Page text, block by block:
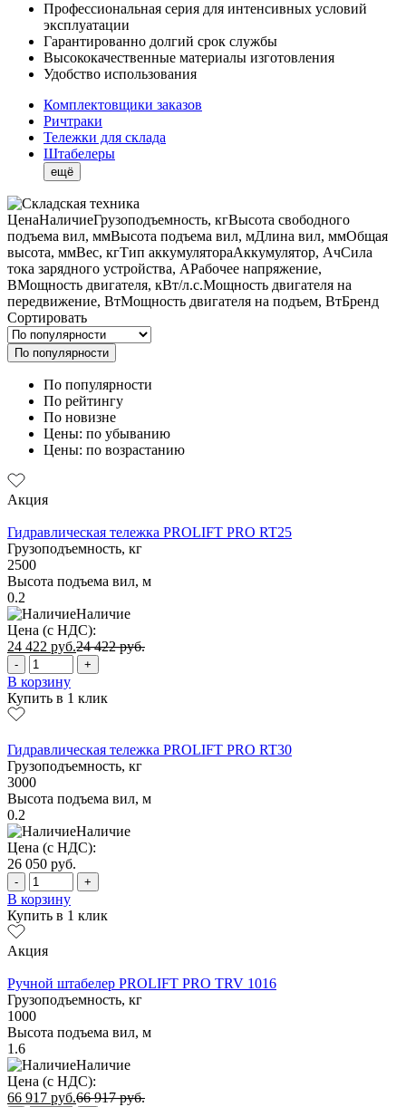
Профессиональная серия для интенсивных условий
эксплуатации
Гарантированно долгий срок службы
Высококачественные материалы изготовления
Удобство использования
Комплектовщики заказов
Ричтраки
Тележки для склада
Штабелеры
ещё
ЦенаНаличиеГрузоподъемность, кгВысота свободного
подъема вил, ммВысота подъема вил, мДлина вил, ммОбщая
высота, ммВес, кгТип аккумулятораАккумулятор, АчСила
тока зарядного устройства, АРабочее напряжение,
ВМощность двигателя, кВт/л.с.Мощность двигателя на
передвижение, ВтМощность двигателя на подъем, ВтБренд
Сортировать
По популярности
По популярности
По рейтингу
По новизне
Цены: по убыванию
Цены: по возрастанию
Акция
Гидравлическая тележка PROLIFT PRO RT25
Грузоподъемность, кг
2500
Высота подъема вил, м
0.2
Наличие
Цена (с НДС):
24 422 руб.24 422руб.
- +
В корзину
Купить в 1 клик
Гидравлическая тележка PROLIFT PRO RT30
Грузоподъемность, кг
3000
Высота подъема вил, м
0.2
Наличие
Цена (с НДС):
26 050 руб.
- +
В корзину
Купить в 1 клик
Акция
Ручной штабелер PROLIFT PRO TRV 1016
Грузоподъемность, кг
1000
Высота подъема вил, м
1.6
Наличие
Цена (с НДС):
66 917 руб.66 917руб.